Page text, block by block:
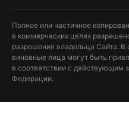
Полное или частичное
в коммерческих целях
разрешения владельца Сайта.
виновные лица могут быть
в соответствии с действующим
Федерации.